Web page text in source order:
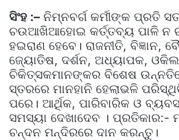
ସିଂହ :– ନିମ୍ନବର୍ଗ କର୍ମୀଙ୍କ ପ୍ରତି
ଚଉଆଖିଆହୋଇ କର୍ତ୍ତବ୍ୟ ପାଳି ନ
ହଇରାଣ ହେବେ। ରାଜନୀତି, ବିଜ୍ଞାନ,
ଜ୍ୟୋତିଷ, ଦର୍ଶନ, ଅଧ୍ୟାପକ,
ଚିକିତ୍ସକମାନଙ୍କର ବିଶେଷ
ସ୍ତରରେ ମାନହାନି ହେଲାଭଳି
ପରେ। ଆର୍ଥିକ, ପାରିବାରିକ ଓ
ସମସ୍ୟା ଦେଖାଦେବ । ପ୍ରତିକାର:-
ଚନ୍ଦନ ମନ୍ଦିରରେ ଦାନ କରନ୍ତୁ।